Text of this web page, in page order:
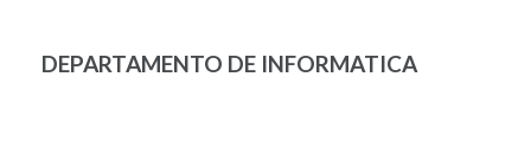
DEPARTAMENTO DE INFORMATICA